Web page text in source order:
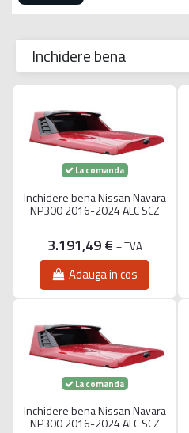
Inchidere bena
La comanda
Inchidere bena Nissan Navara
NP300 2016-2024 ALC SCZ
3.191,49 € + TVA
Adauga in cos
La comanda
Inchidere bena Nissan Navara
NP300 2016-2024 ALC SCZ